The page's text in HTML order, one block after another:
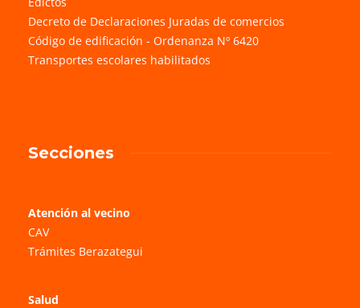
Decreto de Declaraciones Juradas de comercios
Código de edificación - Ordenanza Nº 6420
Transportes escolares habilitados
Secciones
Atención al vecino
CAV
Trámites Berazategui
Salud